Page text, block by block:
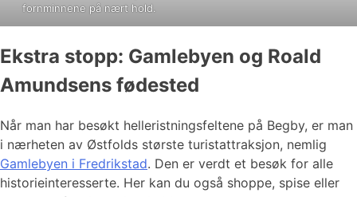
fornminnene på nært hold.
Ekstra stopp: Gamlebyen og Roald
Amundsens fødested
Når man har besøkt helleristningsfeltene på Begby, er man
i nærheten av Østfolds største turistattraksjon, nemlig
Gamlebyen i Fredrikstad. Den er verdt et besøk for alle
historieinteresserte. Her kan du også shoppe, spise eller